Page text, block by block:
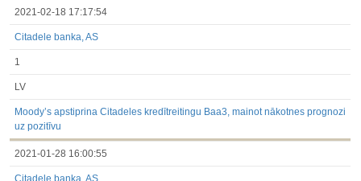
2021-02-18 17:17:54
Citadele banka, AS
1
LV
Moody’s apstiprina Citadeles kredītreitingu Baa3, mainot nākotnes prognozi
uz pozitīvu
2021-01-28 16:00:55
Citadele banka, AS